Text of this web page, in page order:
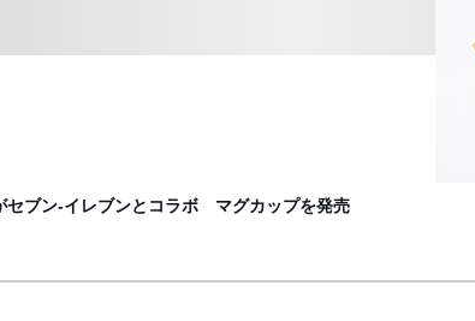
セブン-イレブンとコラボ マグカップを発売